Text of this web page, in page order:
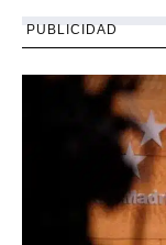
PUBLICIDAD